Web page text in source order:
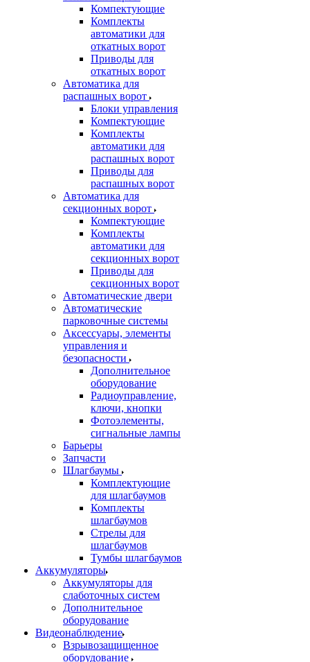
Компектующие
Комплекты
автоматики для
откатных ворот
Приводы для
откатных ворот
Автоматика для
распашных ворот
Блоки управления
Компектующие
Комплекты
автоматики для
распашных ворот
Приводы для
распашных ворот
Автоматика для
секционных ворот
Компектующие
Комплекты
автоматики для
секционных ворот
Приводы для
секционных ворот
Автоматические двери
Автоматические
парковочные системы
Аксессуары, элементы
управления и
безопасности
Дополнительное
оборудование
Радиоуправление,
ключи, кнопки
Фотоэлементы,
сигнальные лампы
Барьеры
Запчасти
Шлагбаумы
Комплектующие
для шлагбаумов
Комплекты
шлагбаумов
Стрелы для
шлагбаумов
Тумбы шлагбаумов
Аккумуляторы
Аккумуляторы для
слаботочных систем
Дополнительное
оборудование
Видеонаблюдение
Взрывозащищенное
оборудование